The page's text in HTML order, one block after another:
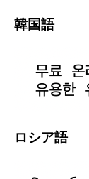
韓国語
ロシア語